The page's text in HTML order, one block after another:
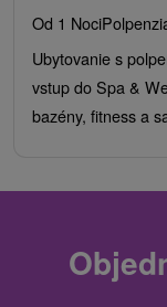
Od 1 Noci
Ubytovanie s
vstup do Spa &
bazény, fitness a